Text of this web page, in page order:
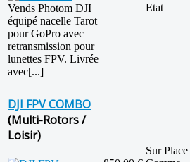
Vends Photom DJI
équipé nacelle Tarot
pour GoPro avec
retransmission pour
lunettes FPV. Livrée
avec[...]
Etat
DJI FPV COMBO
(Multi-Rotors /
Loisir)
Sur Place